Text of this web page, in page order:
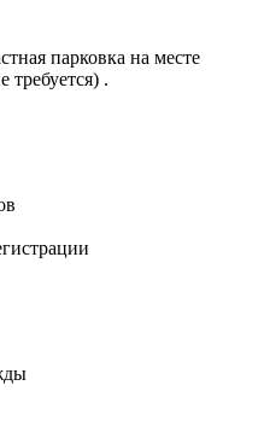
парковка на месте
требуется) .